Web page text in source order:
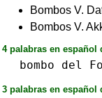
Bombos V.
Bombos V.
4 palabras en español
bombo del
3 palabras en español